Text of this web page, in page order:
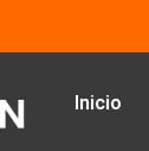
Inicio